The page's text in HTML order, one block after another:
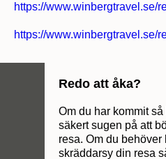
https://www.winbergtravel.se/
https://www.winbergtravel.se/
Redo att åka?
Om du har kommit
säkert sugen på att
resa. Om du behöver
skräddarsy din resa